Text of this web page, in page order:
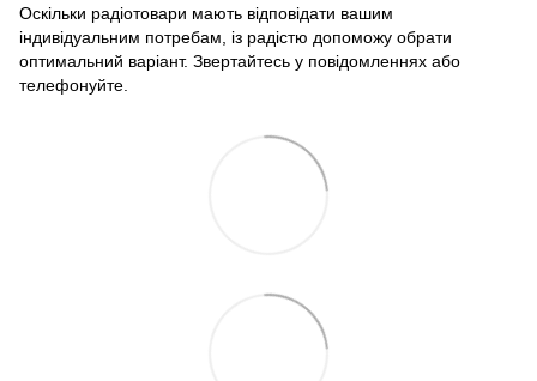
Оскільки радіотовари мають відповідати вашим
індивідуальним потребам, із радістю допоможу обрати
оптимальний варіант. Звертайтесь у повідомленнях або
телефонуйте.